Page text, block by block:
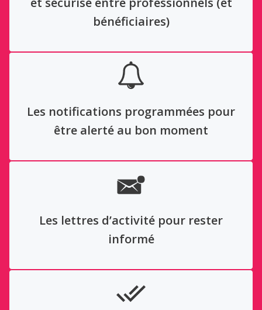
bénéficiaires)
Les notifications programmées pour
être alerté au bon moment
Les lettres d’activité pour rester
informé